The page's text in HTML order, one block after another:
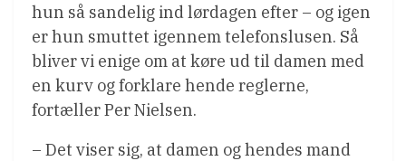
hun så sandelig ind lørdagen efter – og igen
er hun smuttet igennem telefonslusen. Så
bliver vi enige om at køre ud til damen med
en kurv og forklare hende reglerne,
fortæller Per Nielsen.
– Det viser sig, at damen og hendes mand